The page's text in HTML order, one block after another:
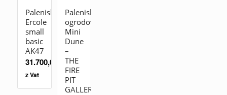
Palenisko
Ercole
small
basic
AK47
31.700,00
z Vat
Palenisko
ogrodowe
Mini
Dune
–
THE
FIRE
PIT
GALLERY